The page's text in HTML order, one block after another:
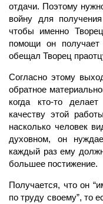
отдачи. Поэтому
войну для
чтобы именно
помощи он
обещал Творец
Согласно этому
обратное
когда кто-то
качеству этой
насколько человек
духовном, он
каждый раз ему
большее постижение.
Получается, что он
по труду своему”, то